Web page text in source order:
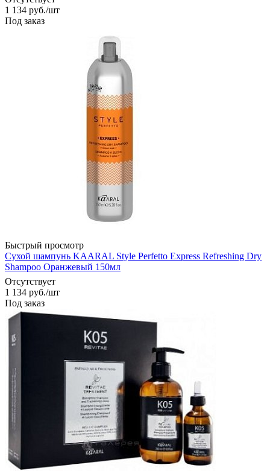
1 134 руб./шт
Под заказ
Быстрый просмотр
Сухой шампунь KAARAL Style Perfetto Express Refreshing Dry
Shampoo Оранжевый 150мл
Отсутствует
1 134 руб./шт
Под заказ